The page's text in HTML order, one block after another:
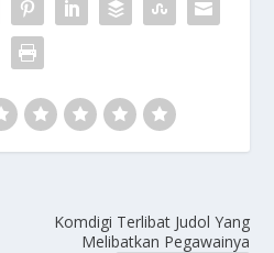
Komdigi Terlibat Judol Yang
Melibatkan Pegawainya